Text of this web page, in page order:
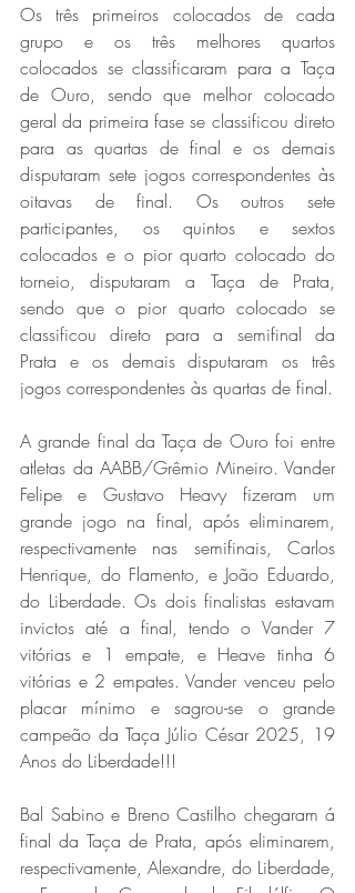
Os três primeiros colocados de cada
grupo e os três melhores quartos
colocados se classificaram para a Taça
de Ouro, sendo que melhor colocado
geral da primeira fase se classificou direto
para as quartas de final e os demais
disputaram sete jogos correspondentes às
oitavas de final. Os outros sete
participantes, os quintos e sextos
colocados e o pior quarto colocado do
torneio, disputaram a Taça de Prata,
sendo que o pior quarto colocado se
classificou direto para a semifinal da
Prata e os demais disputaram os três
jogos correspondentes às quartas de final.
A grande final da Taça de Ouro foi entre
atletas da AABB/Grêmio Mineiro. Vander
Felipe e Gustavo Heavy fizeram um
grande jogo na final, após eliminarem,
respectivamente nas semifinais, Carlos
Henrique, do Flamento, e João Eduardo,
do Liberdade. Os dois finalistas estavam
invictos até a final, tendo o Vander 7
vitórias e 1 empate, e Heave tinha 6
vitórias e 2 empates. Vander venceu pelo
placar mínimo e sagrou-se o grande
campeão da Taça Júlio César 2025, 19
Anos do Liberdade!!!
Bal Sabino e Breno Castilho chegaram á
final da Taça de Prata, após eliminarem,
respectivamente, Alexandre, do Liberdade,